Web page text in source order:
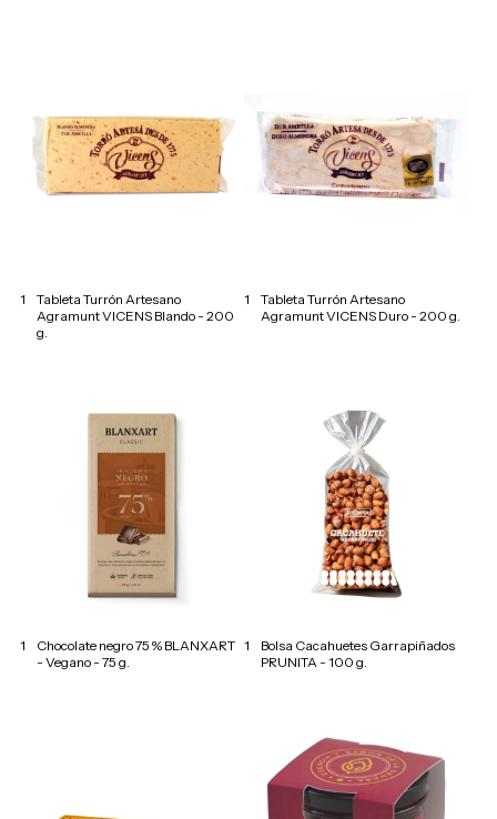
1
Tableta Turrón Artesano
Agramunt VICENS Blando - 200
g.
1
Tableta Turrón Artesano
Agramunt VICENS Duro - 200 g.
1
Chocolate negro 75 % BLANXART
- Vegano - 75 g.
1
Bolsa Cacahuetes Garrapiñados
PRUNITA - 100 g.